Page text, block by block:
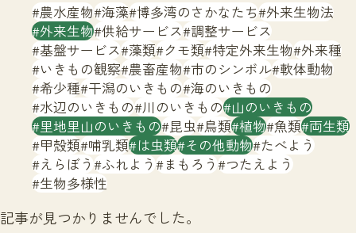
文字サイズ 小 中 大
生物多様性ふくおかウェブセンターとは
サイトマップ
農水産物 海藻 博多湾のさかなたち 外来生物法
外来生物 供給サービス 調整サービス
基盤サービス 藻類 クモ類 特定外来生物 外来種
いきもの観察 農畜産物 市のシンボル 軟体動物
希少種 干潟のいきもの 海のいきもの
水辺のいきもの 川のいきもの 山のいきもの
里地里山のいきもの 昆虫 鳥類 植物 魚類 両生類
甲殻類 哺乳類 は虫類 その他動物 たべよう
えらぼう ふれよう まもろう つたえよう
生物多様性
記事が見つかりませんでした。